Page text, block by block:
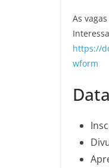
As
https://
wform